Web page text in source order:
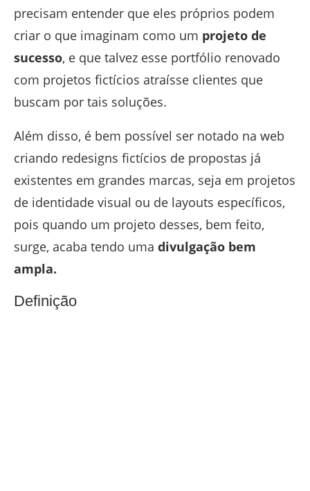
precisam entender que eles próprios podem
criar o que imaginam como um projeto de
sucesso, e que talvez esse portfólio renovado
com projetos fictícios atraísse clientes que
buscam por tais soluções.
Além disso, é bem possível ser notado na web
criando redesigns fictícios de propostas já
existentes em grandes marcas, seja em projetos
de identidade visual ou de layouts específicos,
pois quando um projeto desses, bem feito,
surge, acaba tendo uma divulgação bem
ampla.
Definição